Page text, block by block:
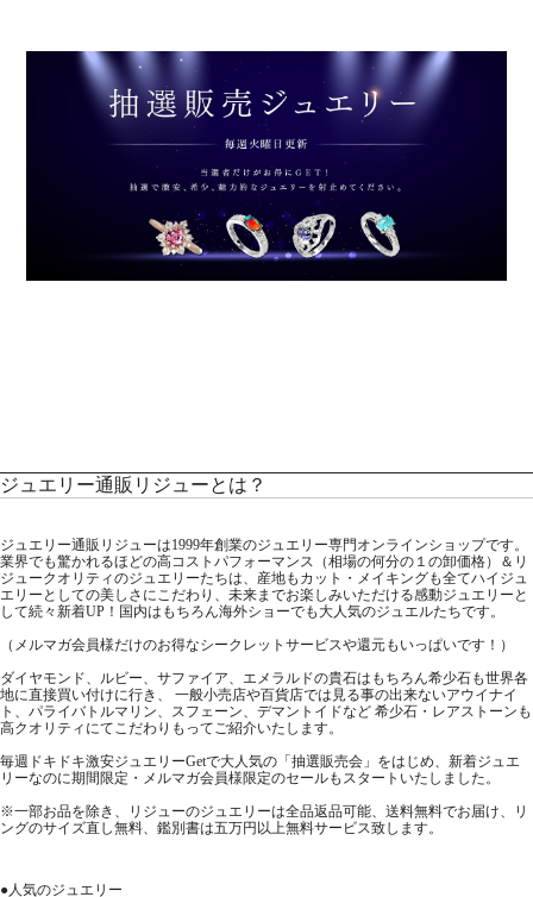
ジュエリー通販リジューとは？
ジュエリー通販リジューは1999年創業のジュエリー専門オンラインショップです。
業界でも驚かれるほどの高コストパフォーマンス（相場の何分の１の卸価格）＆リ
ジュークオリティのジュエリーたちは、産地もカット・メイキングも全てハイジュ
エリーとしての美しさにこだわり、未来までお楽しみいただける感動ジュエリーと
して続々新着UP！国内はもちろん海外ショーでも大人気のジュエルたちです。
（メルマガ会員様だけのお得なシークレットサービスや還元もいっぱいです！）
ダイヤモンド、ルビー、サファイア、エメラルドの貴石はもちろん希少石も世界各
地に直接買い付けに行き、 一般小売店や百貨店では見る事の出来ないアウイナイ
ト、パライバトルマリン、スフェーン、デマントイドなど 希少石・レアストーンも
高クオリティにてこだわりもってご紹介いたします。
毎週ドキドキ激安ジュエリーGetで大人気の「抽選販売会」をはじめ、新着ジュエ
リーなのに期間限定・メルマガ会員様限定のセールもスタートいたしました。
※一部お品を除き、リジューのジュエリーは全品返品可能、送料無料でお届け、リ
ングのサイズ直し無料、鑑別書は五万円以上無料サービス致します。
●人気のジュエリー